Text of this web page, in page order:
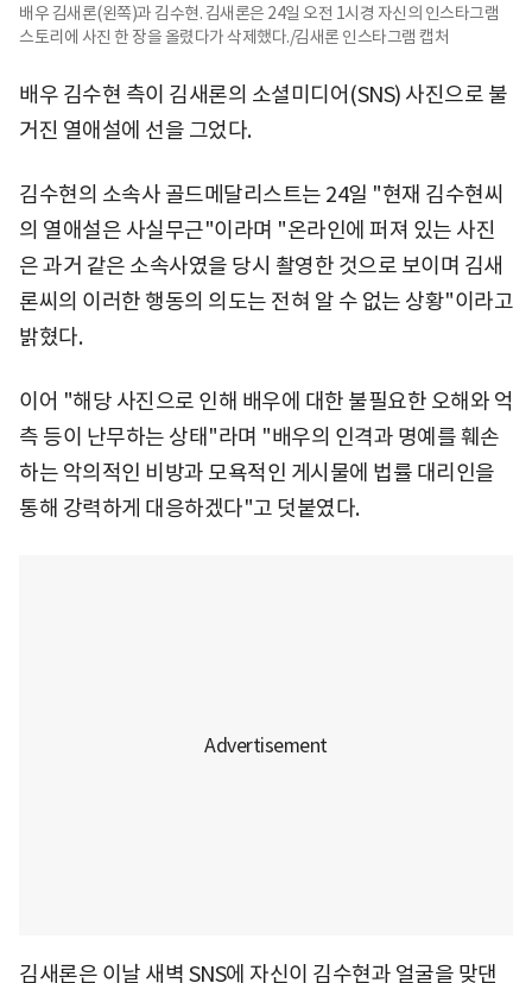
배우 김새론(왼쪽)과 김수현. 김새론은 24일 오전 1시경 자신의 인스타그램
스토리에 사진 한 장을 올렸다가 삭제했다./김새론 인스타그램 캡처
배우 김수현 측이 김새론의 소셜미디어(SNS) 사진으로 불
거진 열애설에 선을 그었다.
김수현의 소속사 골드메달리스트는 24일 "현재 김수현씨
의 열애설은 사실무근"이라며 "온라인에 퍼져 있는 사진
은 과거 같은 소속사였을 당시 촬영한 것으로 보이며 김새
론씨의 이러한 행동의 의도는 전혀 알 수 없는 상황"이라고
밝혔다.
이어 "해당 사진으로 인해 배우에 대한 불필요한 오해와 억
측 등이 난무하는 상태"라며 "배우의 인격과 명예를 훼손
하는 악의적인 비방과 모욕적인 게시물에 법률 대리인을
통해 강력하게 대응하겠다"고 덧붙였다.
김새론은 이날 새벽 SNS에 자신이 김수현과 얼굴을 맞댄